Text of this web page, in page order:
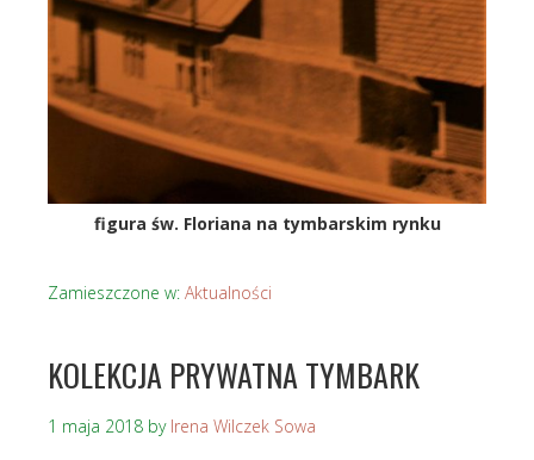
figura św. Floriana na tymbarskim rynku
Zamieszczone w: Aktualności
KOLEKCJA PRYWATNA TYMBARK
1 maja 2018 by Irena Wilczek Sowa